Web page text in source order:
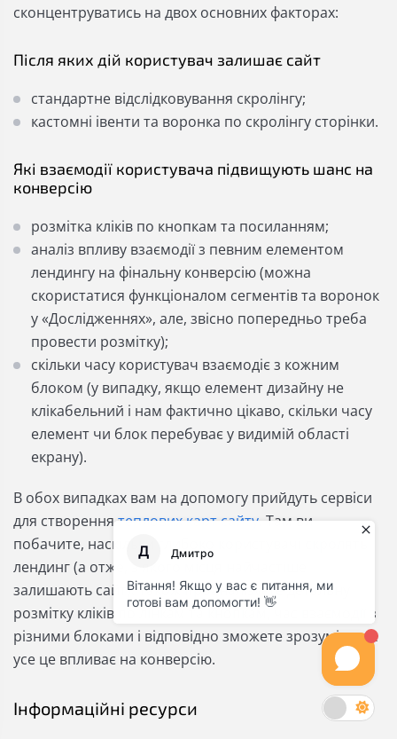
сконцентруватись на двох основних факторах:
Після яких дій користувач залишає сайт
стандартне відслідковування скролінгу;
кастомні івенти та воронка по скролінгу сторінки.
Які взаємодії користувача підвищують шанс на
конверсію
розмітка кліків по кнопкам та посиланням;
аналіз впливу взаємодії з певним елементом
лендингу на фінальну конверсію (можна
скористатися функціоналом сегментів та воронок
у «Дослідженнях», але, звісно попередньо треба
провести розмітку);
скільки часу користувач взаємодіє з кожним
блоком (у випадку, якщо елемент дизайну не
клікабельний і нам фактично цікаво, скільки часу
елемент чи блок перебуває у видимій області
екрану).
В обох випадках вам на допомогу прийдуть сервіси
для створення теплових карт сайту . Там ви
побачите, наскільки глибоко користувачі скролять
лендинг (а отже, з якого місця найчастіше
залишають сайт). Також проаналізуєте детальну
розмітку кліків по лінкам та кнопкам, час взаємодії з
різними блоками і відповідно зможете зрозуміти, як
усе це впливає на конверсію.
Інформаційні ресурси